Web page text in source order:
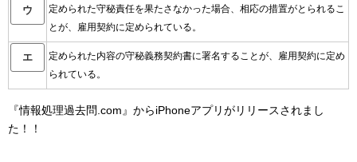
ウ
定められた守秘責任を果たさなかった場合、相応の措置がとられるこ
とが、雇用契約に定められている。
エ
定められた内容の守秘義務契約書に署名することが、雇用契約に定め
られている。
『情報処理過去問.com』からiPhoneアプリがリリースされまし
た！！